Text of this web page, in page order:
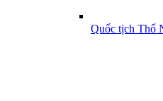
Quốc tịch Thổ